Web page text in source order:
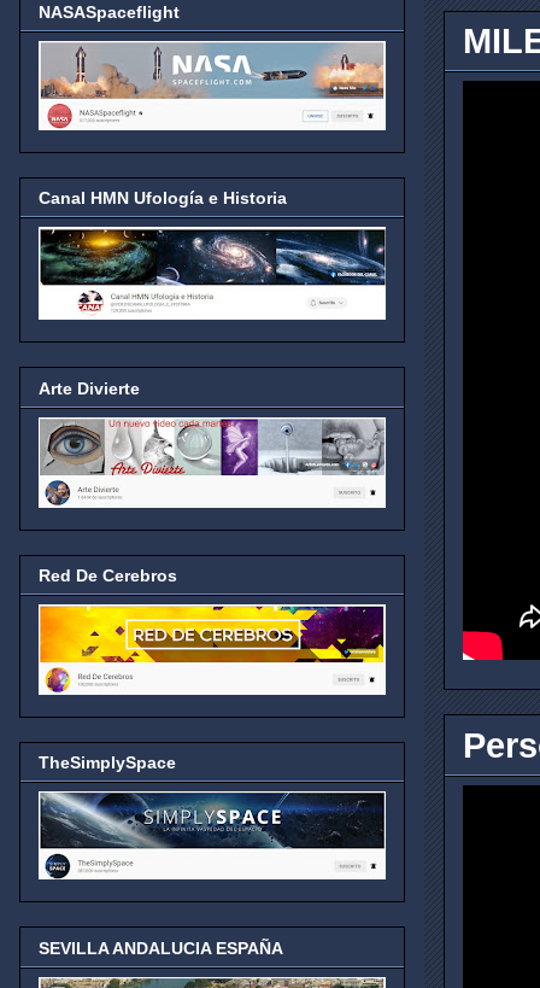
NASASpaceflight
Canal HMN Ufología e Historia
Arte Divierte
Red De Cerebros
TheSimplySpace
SEVILLA ANDALUCIA ESPAÑA